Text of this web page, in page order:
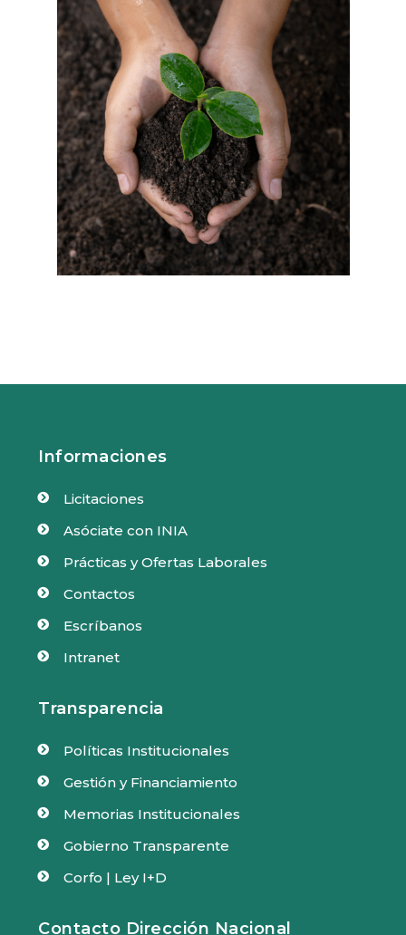
Informaciones
 Licitaciones
 Asóciate con INIA
 Prácticas y Ofertas Laborales
 Contactos
 Escríbanos
 Intranet
Transparencia
 Políticas Institucionales
 Gestión y Financiamiento
 Memorias Institucionales
 Gobierno Transparente
 Corfo | Ley I+D
Contacto Dirección Nacional